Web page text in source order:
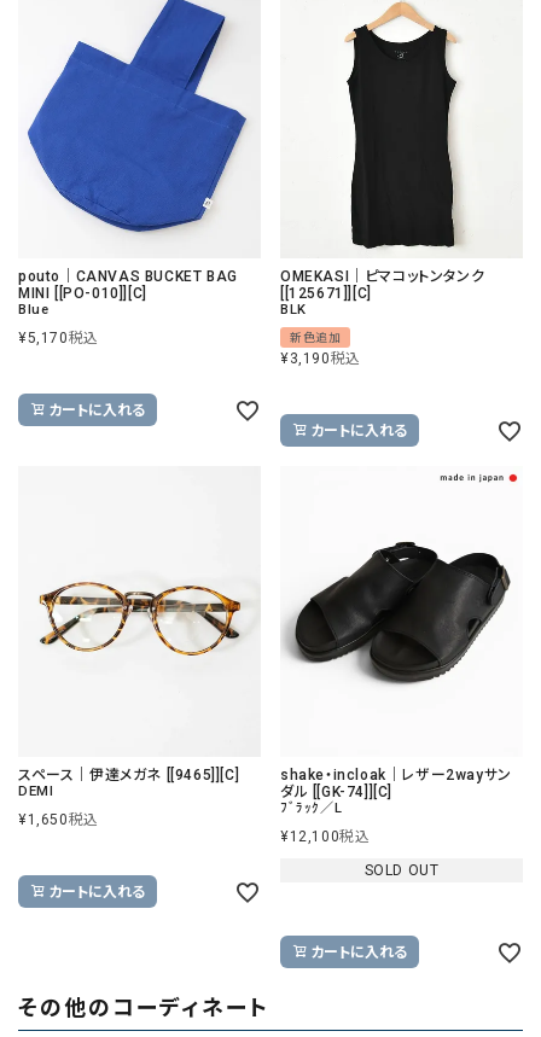
pouto｜CANVAS BUCKET BAG
MINI [[PO-010]][C]
Blue
¥5,170税込
カートに入れる
OMEKASI｜ピマコットンタンク
[[125671]][C]
BLK
新色追加
¥3,190税込
カートに入れる
スペース｜伊達メガネ [[9465]][C]
DEMI
¥1,650税込
カートに入れる
shake・incloak｜レザー2wayサン
ダル [[GK-74]][C]
ﾌﾞﾗｯｸ／L
¥12,100税込
SOLD OUT
カートに入れる
その他のコーディネート